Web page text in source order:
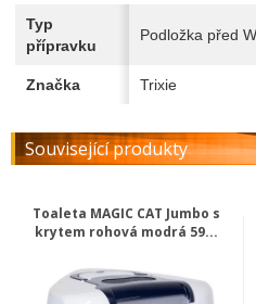
Typ
přípravku
Podložka před
Značka Trixie
Související produkty
Toaleta MAGIC CAT Jumbo s
krytem rohová modrá 59...